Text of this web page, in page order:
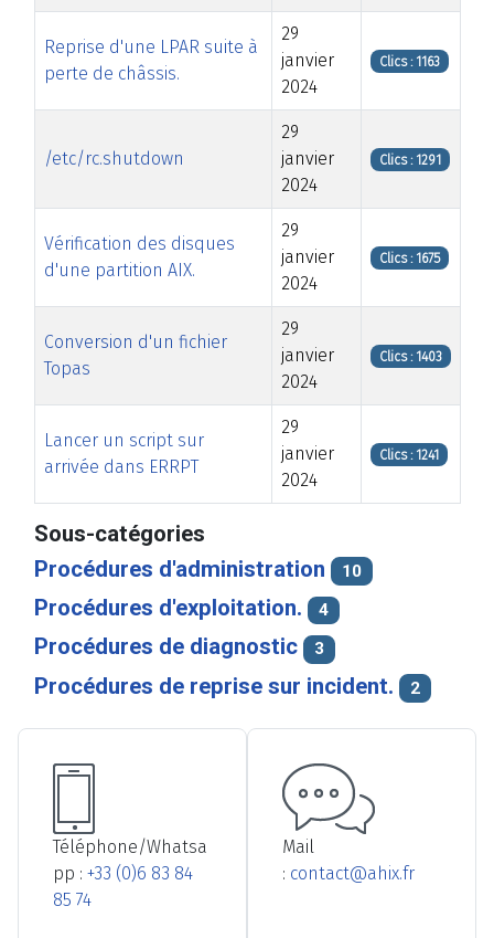
Reprise d'une LPAR suite à
perte de châssis.
29
janvier
2024
Clics : 1163
/etc/rc.shutdown
29
janvier
2024
Clics : 1291
Vérification des disques
d'une partition AIX.
29
janvier
2024
Clics : 1675
Conversion d'un fichier
Topas
29
janvier
2024
Clics : 1403
Lancer un script sur
arrivée dans ERRPT
29
janvier
2024
Clics : 1241
Sous-catégories
Procédures d'administration
10
Procédures d'exploitation. 4
Procédures de diagnostic 3
Procédures de reprise sur incident. 2
Téléphone/Whatsa
pp : +33 (0)6 83 84
85 74
Mail
: contact@ahix.fr